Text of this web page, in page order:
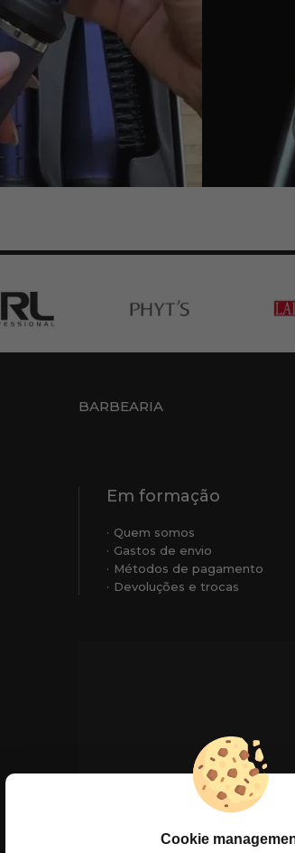
BARBEARIA
Em formação
Quem somos
Gastos de envio
Métodos de pagamento
Devoluções e trocas
Cookie